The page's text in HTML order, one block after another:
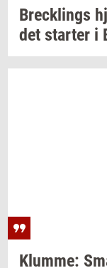
Breck­lings
det star­ter i
Klum­me: